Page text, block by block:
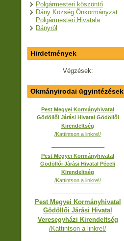
Polgármesteri köszöntő
Dány Község Önkormányzat
Polgármesteri Hivatala
Dányról
Hirdetmények
Végzések:
Okmányirodai ügyintézések
Pest Megyei Kormányhivatal
Gödöllői Járási Hivatal Gödöllői
Kirendeltség
/Kattintson a linkre!/
Pest Megyei Kormányhivatal
Gödöllői Járási Hivatal Péceli
Kirendeltség
/Kattintson a linkre!/
Pest Megyei Kormányhivatal
Gödöllői Járási Hivatal
Veresegyházi Kirendeltség
/Kattintson a linkre!/